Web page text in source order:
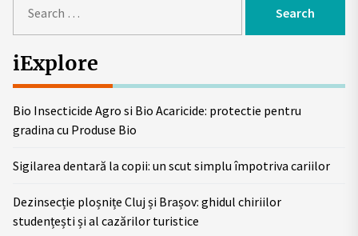
for:
iExplore
Bio Insecticide Agro si Bio Acaricide: protectie pentru
gradina cu Produse Bio
Sigilarea dentară la copii: un scut simplu împotriva cariilor
Dezinsecție ploșnițe Cluj și Brașov: ghidul chiriilor
studențești și al cazărilor turistice